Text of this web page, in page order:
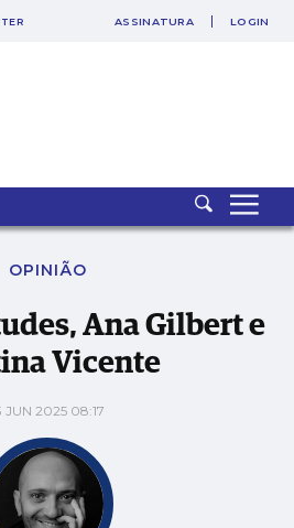
ASSINATURA LOGIN
e Cristina Vicente
OPINIÃO
Ana Gilbert e
Vicente
JUN 2025 08:17